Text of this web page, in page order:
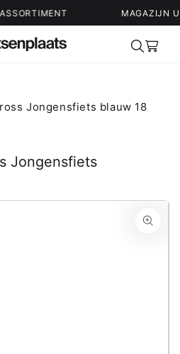
MAGAZIJN
Jongensfiets blauw 18
Jongensfiets